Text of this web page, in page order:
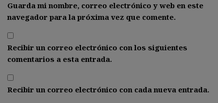
Guarda mi nombre, correo electrónico y web en este
navegador para la próxima vez que comente.
Recibir un correo electrónico con los siguientes
comentarios a esta entrada.
Recibir un correo electrónico con cada nueva entrada.